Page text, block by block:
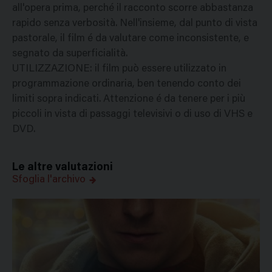
all'opera prima, perché il racconto scorre abbastanza
rapido senza verbosità. Nell'insieme, dal punto di vista
pastorale, il film é da valutare come inconsistente, e
segnato da superficialità.
UTILIZZAZIONE: il film può essere utilizzato in
programmazione ordinaria, ben tenendo conto dei
limiti sopra indicati. Attenzione é da tenere per i più
piccoli in vista di passaggi televisivi o di uso di VHS e
DVD.
Le altre valutazioni
Sfoglia l'archivo